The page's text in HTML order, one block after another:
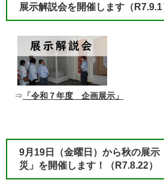
展示解説会を開催します（R7.9.1
⇒ 「令和７年度 企画展示」
9月19日（金曜日）から秋の展示
災」を開催します！
（R7.8.22）​